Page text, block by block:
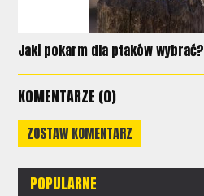
Jaki pokarm dla ptaków wybrać?
KOMENTARZE (0)
ZOSTAW KOMENTARZ
POPULARNE